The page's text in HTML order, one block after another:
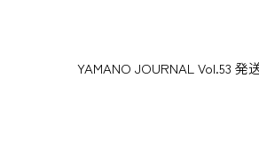
YAMANO JOURNAL Vol.53 発